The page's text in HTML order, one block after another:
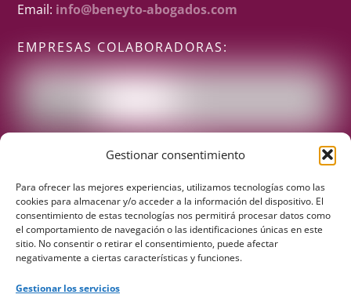
Gestionar consentimiento
Para ofrecer las mejores experiencias, utilizamos tecnologías como las
cookies para almacenar y/o acceder a la información del dispositivo. El
consentimiento de estas tecnologías nos permitirá procesar datos como
el comportamiento de navegación o las identificaciones únicas en este
sitio. No consentir o retirar el consentimiento, puede afectar
negativamente a ciertas características y funciones.
Gestionar los servicios
Email: info@beneyto-abogados.com
EMPRESAS COLABORADORAS:
REDES SOCIALES